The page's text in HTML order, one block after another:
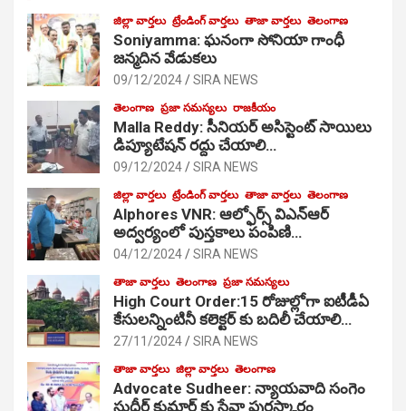
జిల్లా వార్తలు ట్రేండింగ్ వార్తలు తాజా వార్తలు తెలంగాణ
Soniyamma: ఘ‌నంగా సోనియా గాంధీ
జ‌న్మ‌దిన వేడుక‌లు
09/12/2024 SIRA NEWS
తెలంగాణ ప్రజా సమస్యలు రాజకీయం
Malla Reddy: సీనియర్ అసిస్టెంట్ సాయిలు
డిప్యూటేషన్ రద్దు చేయాలి…
09/12/2024 SIRA NEWS
జిల్లా వార్తలు ట్రేండింగ్ వార్తలు తాజా వార్తలు తెలంగాణ
Alphores VNR: ఆల్ఫోర్స్ విఎన్ఆర్
అద్వర్యంలో పుస్తకాలు పంపిణి…
04/12/2024 SIRA NEWS
తాజా వార్తలు తెలంగాణ ప్రజా సమస్యలు
High Court Order:15 రోజుల్లోగా ఐటీడీఏ
కేసులన్నింటినీ కలెక్టర్ కు బదిలీ చేయాలి…
27/11/2024 SIRA NEWS
తాజా వార్తలు జిల్లా వార్తలు తెలంగాణ
Advocate Sudheer: న్యాయవాది సంగెం
సుధీర్ కుమార్ కు సేవా పురస్కారం